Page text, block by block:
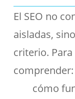
El SEO no
aisladas,
criterio.
comprender:
cómo